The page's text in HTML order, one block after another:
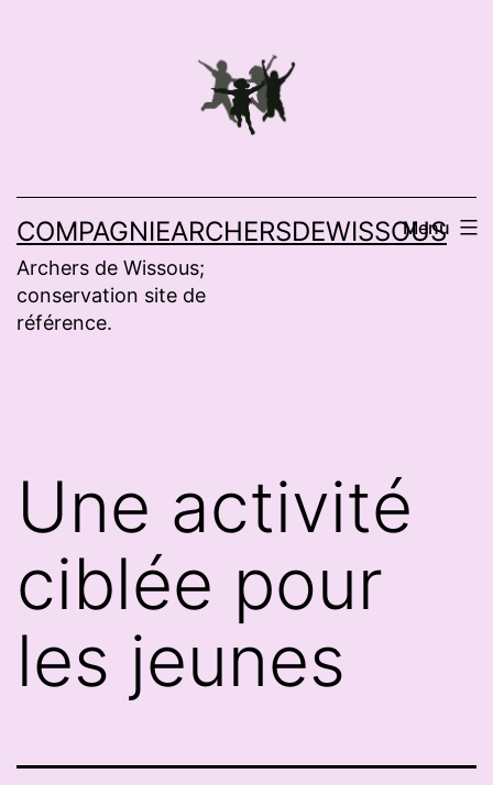
COMPAGNIEARCHERSDEWISSOUS
Archers de Wissous;
conservation site de
référence.
Menu
Une activité
ciblée pour
les jeunes